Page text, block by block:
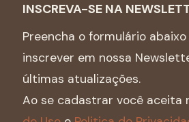
INSCREVA-SE NA
Preencha o formulário
inscrever em nossa
últimas atualizações.
Ao se cadastrar você aceita